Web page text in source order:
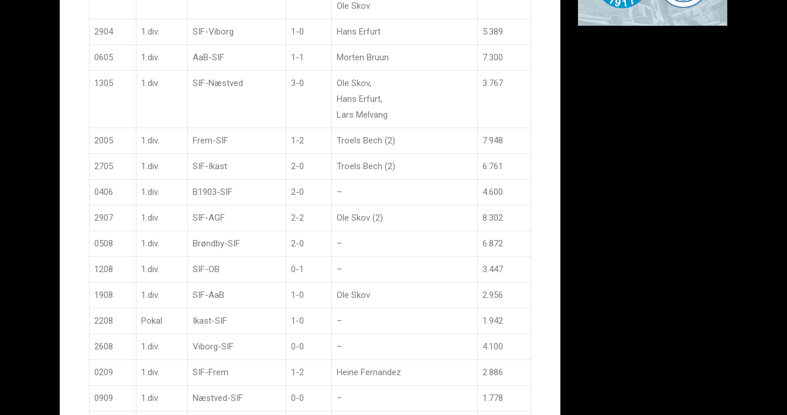
Ole Skov
2904 1.div. SIF-Viborg 1-0 Hans Erfurt 5.389
0605 1.div. AaB-SIF 1-1 Morten Bruun 7.300
1305 1.div. SIF-Næstved 3-0
Ole Skov,
Hans Erfurt,
Lars Melvang
3.767
2005 1.div. Frem-SIF 1-2 Troels Bech (2) 7.948
2705 1.div. SIF-Ikast 2-0 Troels Bech (2) 6.761
0406 1.div. B1903-SIF 2-0 – 4.600
2907 1.div. SIF-AGF 2-2 Ole Skov (2) 8.302
0508 1.div. Brøndby-SIF 2-0 – 6.872
1208 1.div. SIF-OB 0-1 – 3.447
1908 1.div. SIF-AaB 1-0 Ole Skov 2.956
2208 Pokal Ikast-SIF 1-0 – 1.942
2608 1.div. Viborg-SIF 0-0 – 4.100
0209 1.div. SIF-Frem 1-2 Heine Fernandez 2.886
0909 1.div. Næstved-SIF 0-0 – 1.778